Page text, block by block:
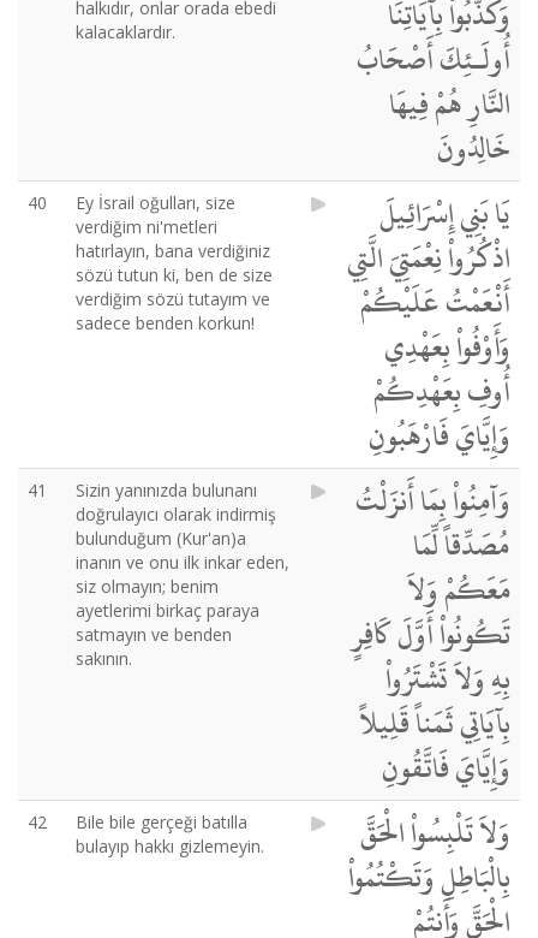
halkıdır, onlar orada ebedi
kalacaklardır.
وَكَذَّبُواْ بِآيَاتِنَا
أُولَـئِكَ أَصْحَابُ
النَّارِ هُمْ فِيهَا
خَالِدُونَ
40
Ey İsrail oğulları, size
verdiğim ni'metleri
hatırlayın, bana verdiğiniz
sözü tutun ki, ben de size
verdiğim sözü tutayım ve
sadece benden korkun!
يَا بَنِي إِسْرَائِيلَ
اذْكُرُواْ نِعْمَتِيَ الَّتِي
أَنْعَمْتُ عَلَيْكُمْ
وَأَوْفُواْ بِعَهْدِي
أُوفِ بِعَهْدِكُمْ
وَإِيَّايَ فَارْهَبُونِ
41
Sizin yanınızda bulunanı
doğrulayıcı olarak indirmiş
bulunduğum (Kur'an)a
inanın ve onu ilk inkar eden,
siz olmayın; benim
ayetlerimi birkaç paraya
satmayın ve benden
sakının.
وَآمِنُواْ بِمَا أَنزَلْتُ
مُصَدِّقاً لِّمَا
مَعَكُمْ وَلاَ
تَكُونُواْ أَوَّلَ كَافِرٍ
بِهِ وَلاَ تَشْتَرُواْ
بِآيَاتِي ثَمَناً قَلِيلاً
وَإِيَّايَ فَاتَّقُونِ
42
Bile bile gerçeği batılla
bulayıp hakkı gizlemeyin.
وَلاَ تَلْبِسُواْ الْحَقَّ
بِالْبَاطِلِ وَتَكْتُمُواْ
الْحَقَّ وَأَنتُمْ